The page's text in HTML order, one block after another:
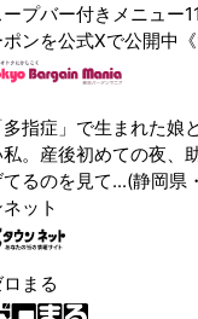
ープバー付きメニュー
ポンを公式Xで公開中
多指症」で生まれた娘
私。産後初めての夜、
てるのを見て...(静岡県
ネット
ロまる